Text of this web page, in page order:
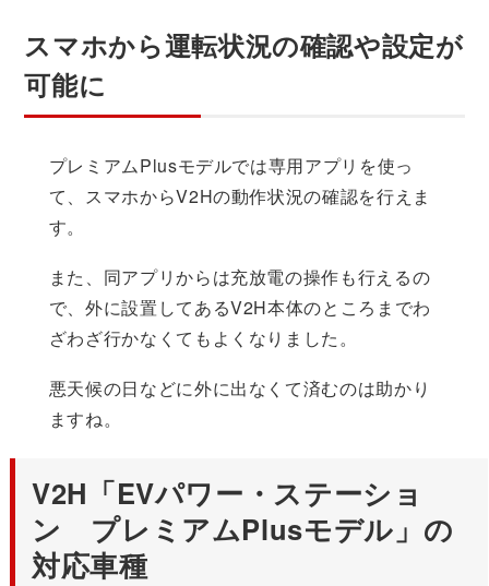
スマホから運転状況の確認や設定が
可能に
プレミアムPlusモデルでは専用アプリを使っ
て、スマホからV2Hの動作状況の確認を行えま
す。
また、同アプリからは充放電の操作も行えるの
で、外に設置してあるV2H本体のところまでわ
ざわざ行かなくてもよくなりました。
悪天候の日などに外に出なくて済むのは助かり
ますね。
V2H「EVパワー・ステーショ
ン プレミアムPlusモデル」の
対応車種